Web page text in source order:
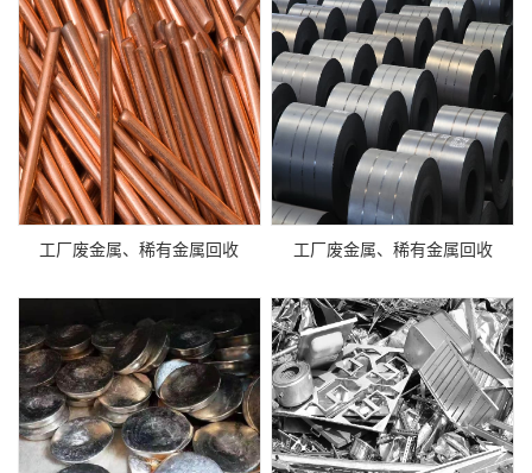
工厂废金属、稀有金属回收 工厂废金属、稀有金属回收